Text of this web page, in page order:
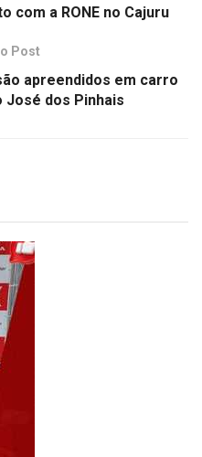
com a RONE no Cajuru
Post
apreendidos em carro
José dos Pinhais